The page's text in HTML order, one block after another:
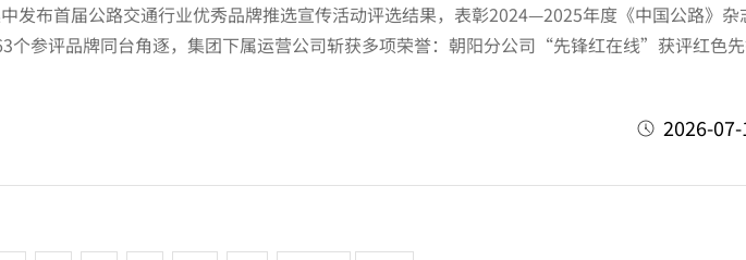
布首届公路交通行业优秀品牌推选宣传活动评选结果，表彰2024—2025年度《中国公路》杂
评品牌同台角逐，集团下属运营公司斩获多项荣誉：朝阳分公司“先锋红在线”获评红色
2026-